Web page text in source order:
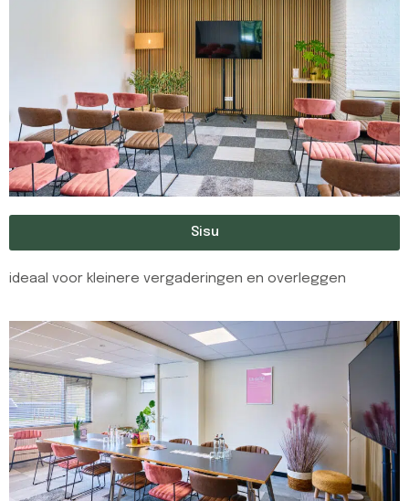
Sisu
ideaal voor kleinere vergaderingen en overleggen